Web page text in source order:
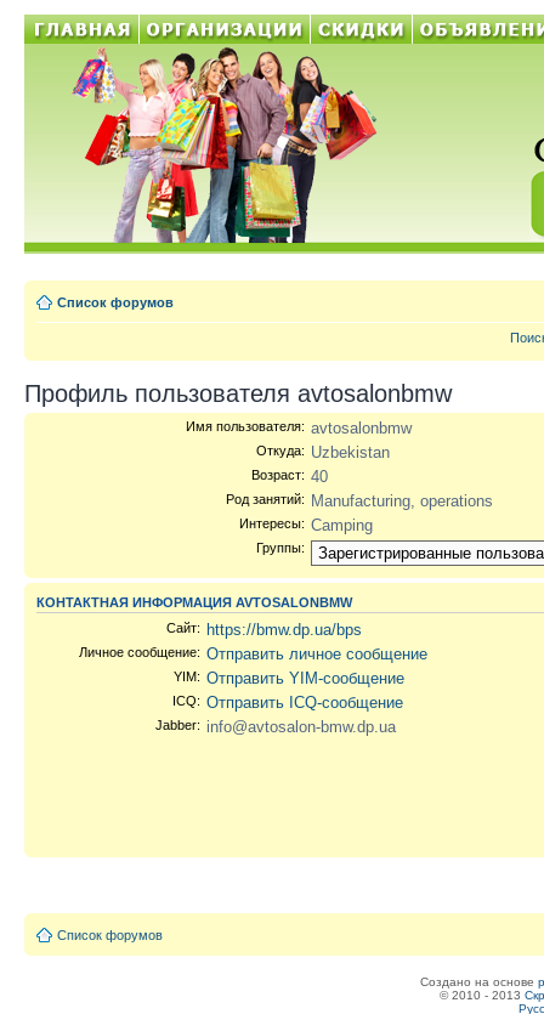
Список форумов
Профиль пользователя avtosalonbmw
Имя пользователя: avtosalonbmw
Откуда: Uzbekistan
Возраст: 40
Род занятий: Manufacturing, operations
Интересы: Camping
Группы:
КОНТАКТНАЯ ИНФОРМАЦИЯ AVTOSALONBMW
Сайт: https://bmw.dp.ua/bps
Личное сообщение: Отправить личное сообщение
YIM: Отправить YIM-сообщение
ICQ: Отправить ICQ-сообщение
Jabber: info@avtosalon-bmw.dp.ua
Список форумов
Создано на основе
© 2010 - 2013